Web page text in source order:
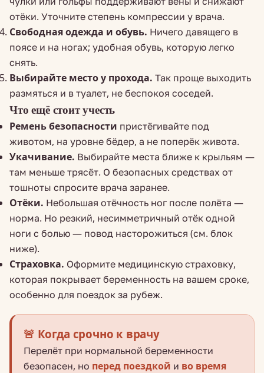
отёки. Уточните степень компрессии у врача.
Свободная одежда и обувь. Ничего давящего в
поясе и на ногах; удобная обувь, которую легко
снять.
Выбирайте место у прохода. Так проще выходить
размяться и в туалет, не беспокоя соседей.
Что ещё стоит учесть
Ремень безопасности пристёгивайте под
животом, на уровне бёдер, а не поперёк живота.
Укачивание. Выбирайте места ближе к крыльям —
там меньше трясёт. О безопасных средствах от
тошноты спросите врача заранее.
Отёки. Небольшая отёчность ног после полёта —
норма. Но резкий, несимметричный отёк одной
ноги с болью — повод насторожиться (см. блок
ниже).
Страховка. Оформите медицинскую страховку,
которая покрывает беременность на вашем сроке,
особенно для поездок за рубеж.
🚨 Когда срочно к врачу
Перелёт при нормальной беременности
безопасен, но перед поездкой и во время